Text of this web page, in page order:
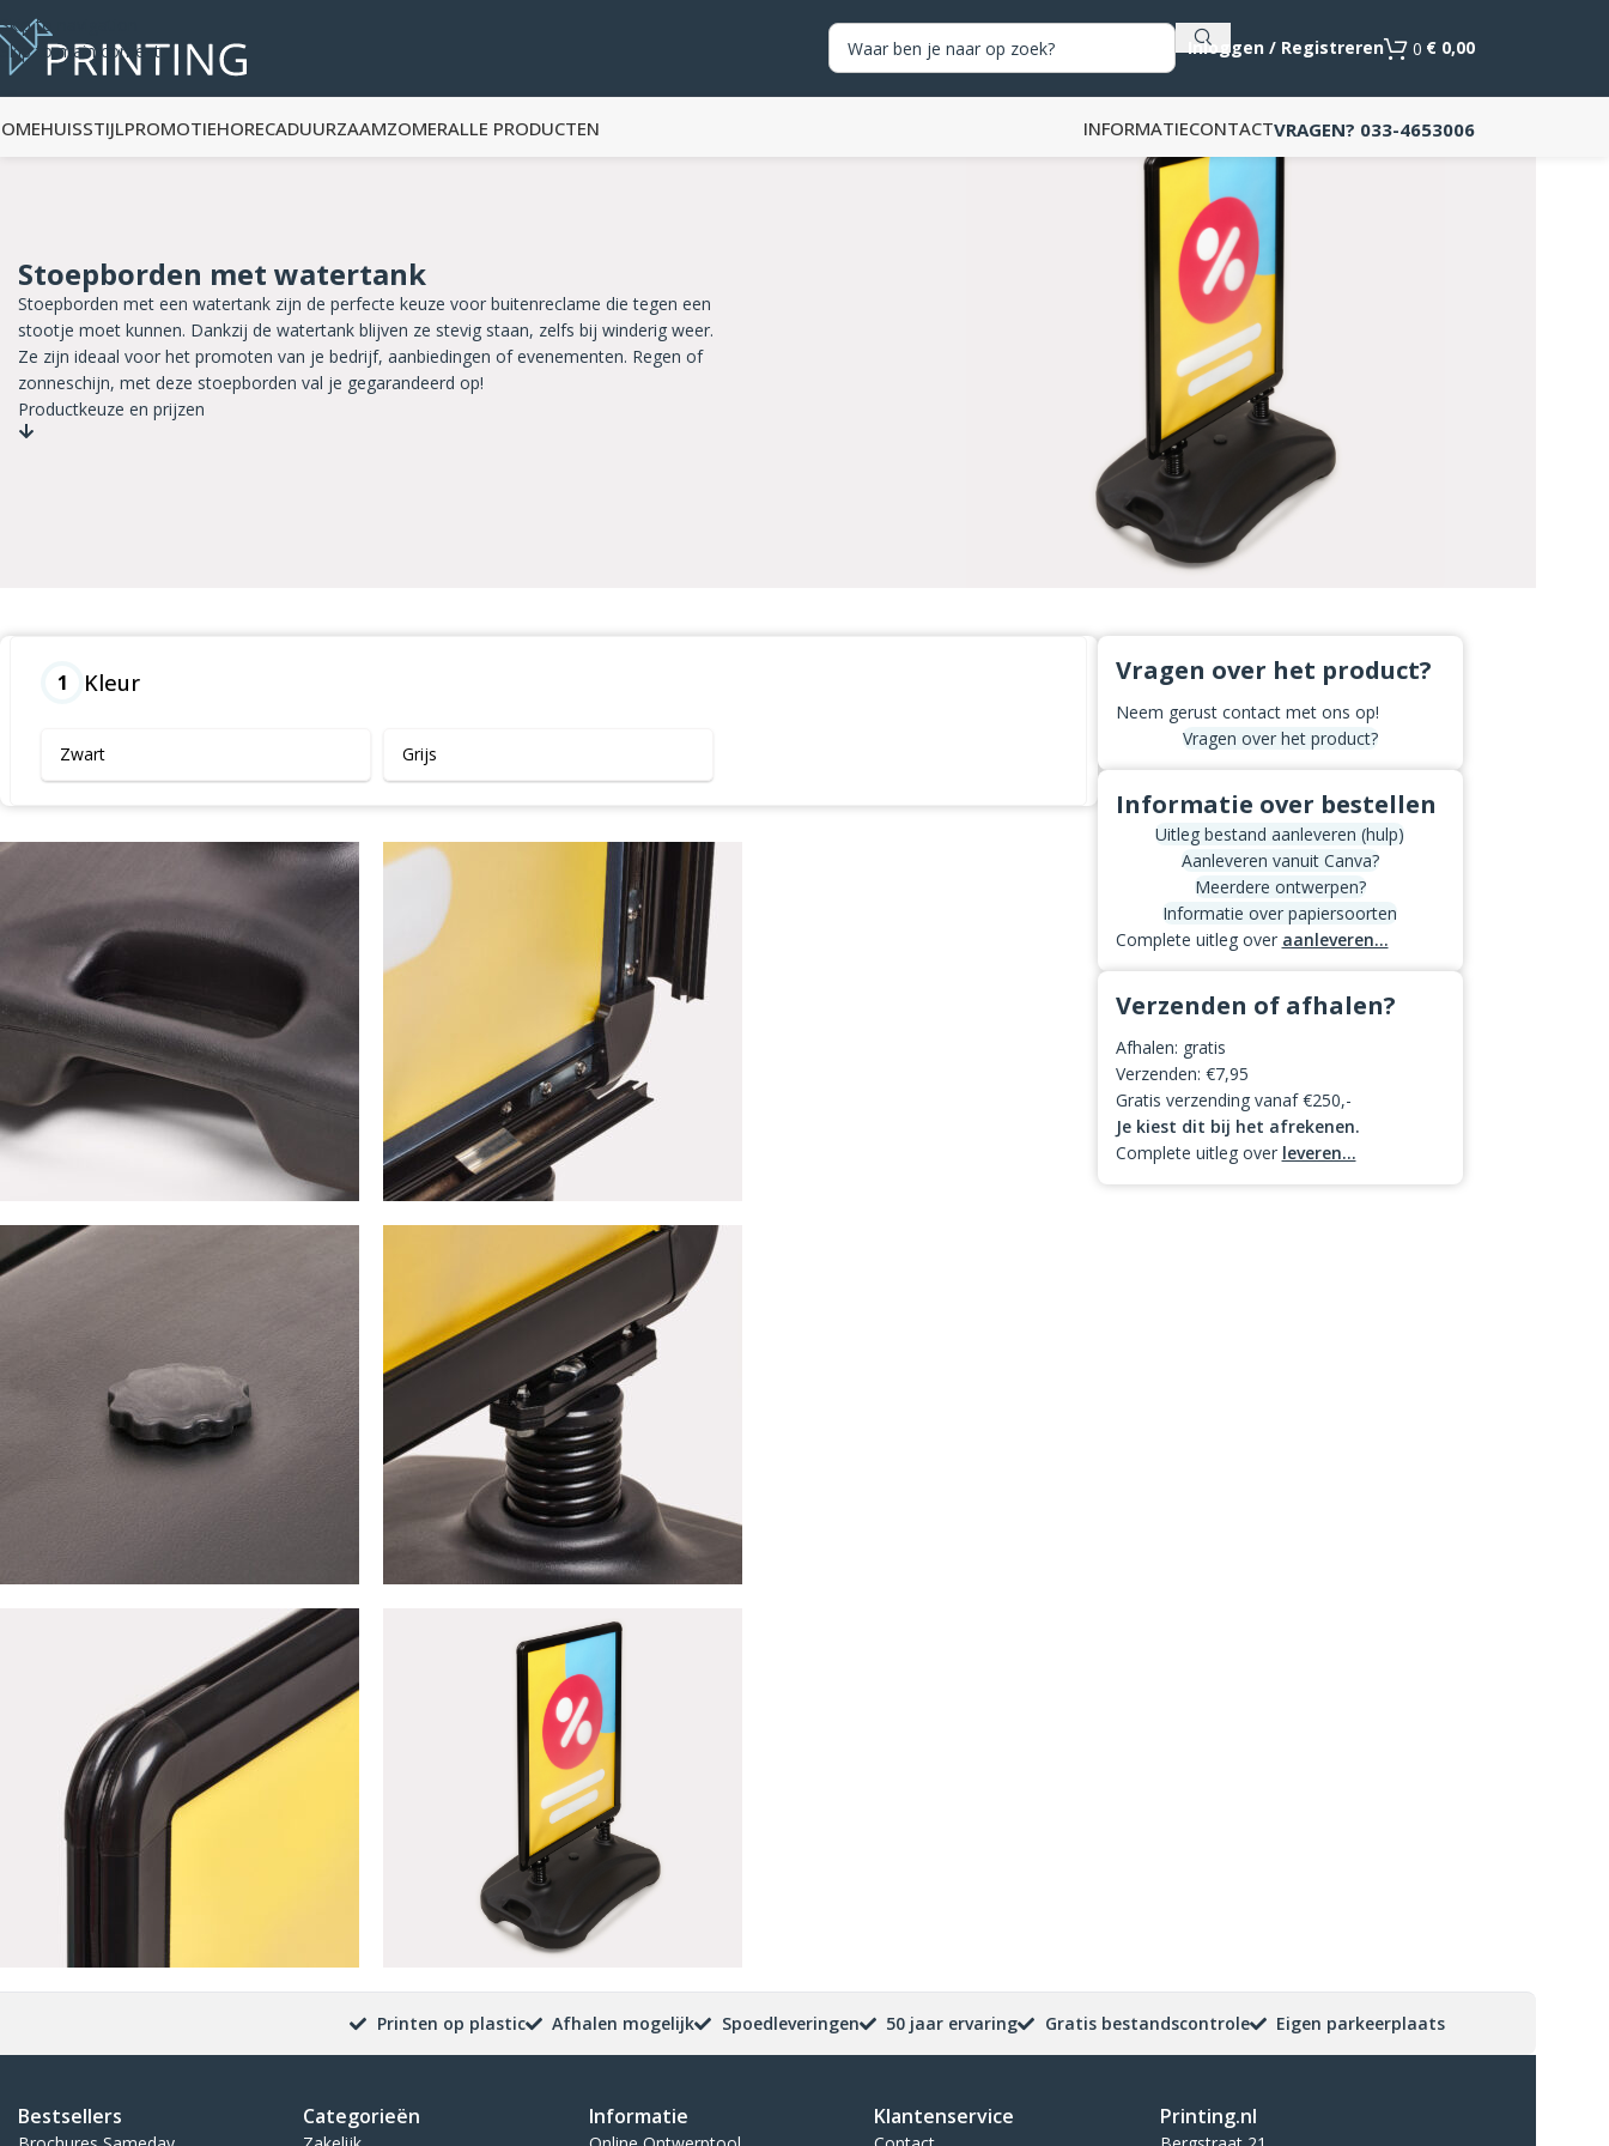
Skip to navigation
Skip to main content
Als de resultaten voor automatisch aanvullen
Inloggen / Registreren 0 € 0,00
HUISSTIJLPROMOTIEHORECADUURZAAMZOMERALLE PRODUCTEN INFORMATIECONTACTVRAGEN? 033-4653006
Stoepborden met watertank
Stoepborden met een watertank zijn de perfecte keuze voor buitenreclame die tegen een
stootje moet kunnen. Dankzij de watertank blijven ze stevig staan, zelfs bij winderig weer.
Ze zijn ideaal voor het promoten van je bedrijf, aanbiedingen of evenementen. Regen of
zonneschijn, met deze stoepborden val je gegarandeerd op!
Productkeuze en prijzen
1 Kleur
Zwart Grijs
Vragen over het product?
Neem gerust contact met ons op!
Vragen over het product?
Informatie over bestellen
Uitleg bestand aanleveren (hulp)
Aanleveren vanuit Canva?
Meerdere ontwerpen?
Informatie over papiersoorten
Complete uitleg over aanleveren...
Verzenden of afhalen?
Afhalen: gratis
Verzenden: €7,95
Gratis verzending vanaf €250,-
Je kiest dit bij het afrekenen.
Complete uitleg over leveren...
Printen op plastic Afhalen mogelijk Spoedleveringen 50 jaar ervaring Gratis bestandscontrole Eigen parkeerplaats
Bestsellers Categorieën Informatie Klantenservice Printing.nl